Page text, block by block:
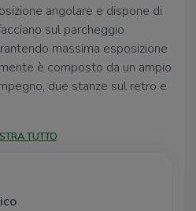
angolare e dispone di
sul parcheggio
massima esposizione
è composto da un ampio
due stanze sul retro e
stesso stabile un ulteriore
TUTTO